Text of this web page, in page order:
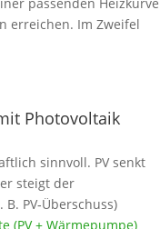
passenden Heizkurve
erreichen. Im Zweifel
Photovoltaik
sinnvoll. PV senkt
steigt der
PV‑Überschuss)
(PV + Wärmepumpe)